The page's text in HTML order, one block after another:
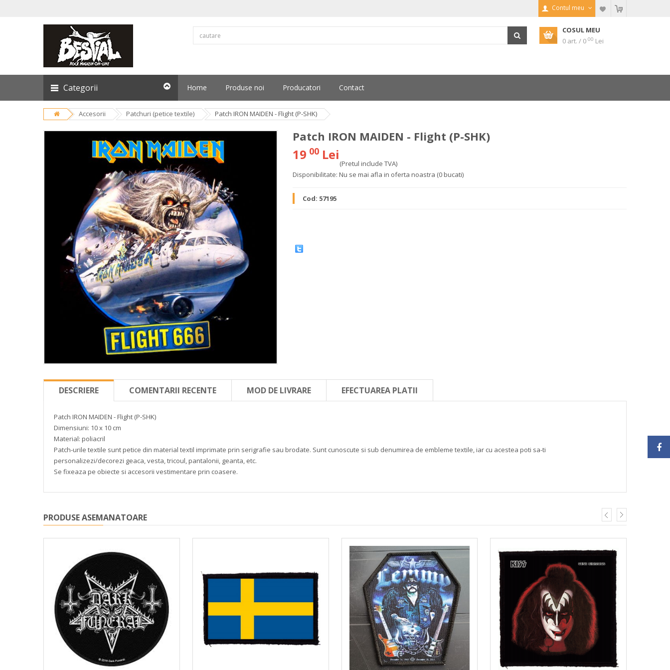
Contul meu
COSUL MEU
0 art. / 0 00 Lei
Categorii Home Produse noi Producatori Contact
Accesorii Patchuri (petice textile) Patch IRON MAIDEN - Flight (P-SHK)
Patch IRON MAIDEN - Flight (P-SHK)
19 00 Lei
(Pretul include TVA)
Disponibilitate: Nu se mai afla in oferta noastra (0 bucati)
Cod: 57195
DESCRIERE COMENTARII RECENTE MOD DE LIVRARE EFECTUAREA PLATII
Patch IRON MAIDEN - Flight (P-SHK)
Dimensiuni: 10 x 10 cm
Material: poliacril
Patch-urile textile sunt petice din material textil imprimate prin serigrafie sau brodate. Sunt cunoscute si sub denumirea de embleme textile, iar cu acestea poti sa-ti
personalizezi/decorezi geaca, vesta, tricoul, pantalonii, geanta, etc.
Se fixeaza pe obiecte si accesorii vestimentare prin coasere.
PRODUSE ASEMANATOARE